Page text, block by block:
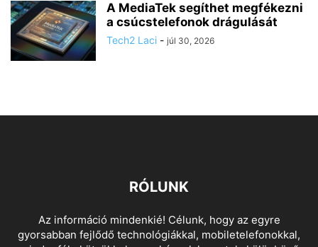
A MediaTek segíthet megfékezni
a csúcstelefonok drágulását
Tech2 Laci - júl 30, 2026
RÓLUNK
Az információ mindenkié! Célunk, hogy az egyre
gyorsabban fejlődő technológiákkal, mobiletelefonokkal,